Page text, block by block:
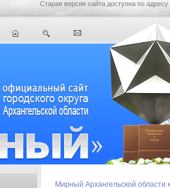
Старая версия сайта доступна по адресу
Мирный Архангельской области